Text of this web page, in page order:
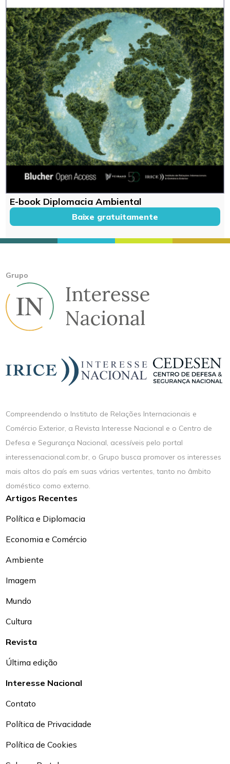
E-book Diplomacia Ambiental
Baixe gratuitamente
Grupo
Compreendendo o Instituto de Relações Internacionais e
Comércio Exterior, a Revista Interesse Nacional e o Centro de
Defesa e Segurança Nacional, acessíveis pelo portal
interessenacional.com.br, o Grupo busca promover os interesses
mais altos do país em suas várias vertentes, tanto no âmbito
doméstico como externo.
Artigos Recentes
Política e Diplomacia
Economia e Comércio
Ambiente
Imagem
Mundo
Cultura
Revista
Última edição
Interesse Nacional
Contato
Política de Privacidade
Política de Cookies